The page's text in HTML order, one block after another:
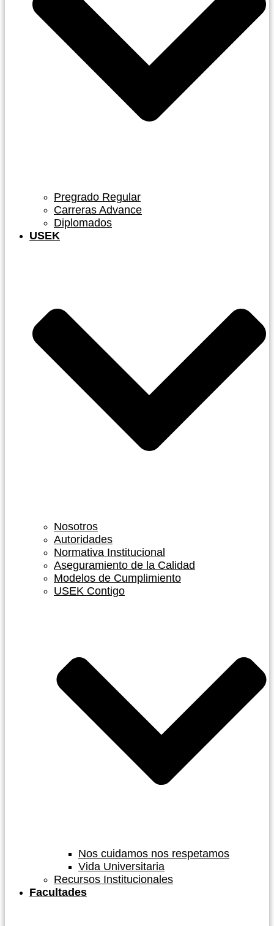
Pregrado Regular
Carreras Advance
Diplomados
USEK
Nosotros
Autoridades
Normativa Institucional
Aseguramiento de la Calidad
Modelos de Cumplimiento
USEK Contigo
Nos cuidamos nos respetamos
Vida Universitaria
Recursos Institucionales
Facultades